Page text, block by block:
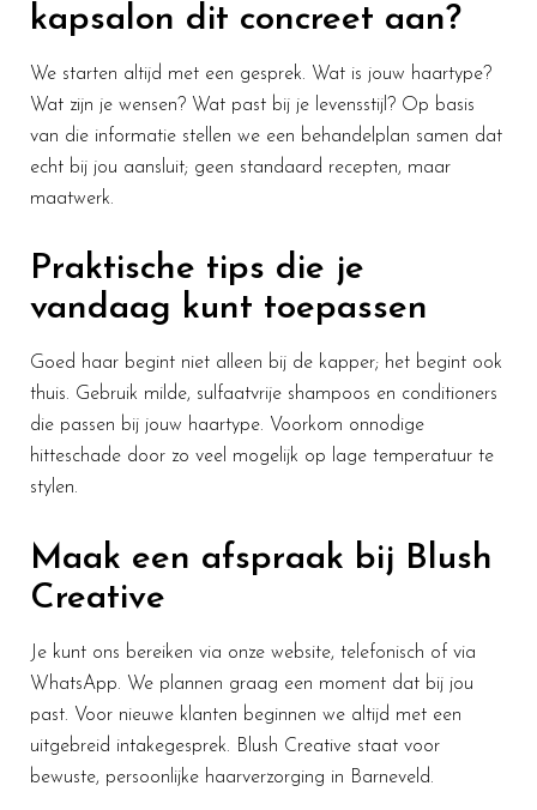
kapsalon dit concreet aan?
We starten altijd met een gesprek. Wat is jouw haartype?
Wat zijn je wensen? Wat past bij je levensstijl? Op basis
van die informatie stellen we een behandelplan samen dat
echt bij jou aansluit; geen standaard recepten, maar
maatwerk.
Praktische tips die je
vandaag kunt toepassen
Goed haar begint niet alleen bij de kapper; het begint ook
thuis. Gebruik milde, sulfaatvrije shampoos en conditioners
die passen bij jouw haartype. Voorkom onnodige
hitteschade door zo veel mogelijk op lage temperatuur te
stylen.
Maak een afspraak bij Blush
Creative
Je kunt ons bereiken via onze website, telefonisch of via
WhatsApp. We plannen graag een moment dat bij jou
past. Voor nieuwe klanten beginnen we altijd met een
uitgebreid intakegesprek. Blush Creative staat voor
bewuste, persoonlijke haarverzorging in Barneveld.